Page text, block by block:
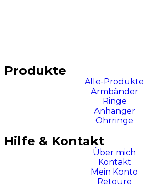
Produkte
Alle-Produkte
Armbänder
Ringe
Anhänger
Ohrringe
Hilfe & Kontakt
Über mich
Kontakt
Mein Konto
Retoure